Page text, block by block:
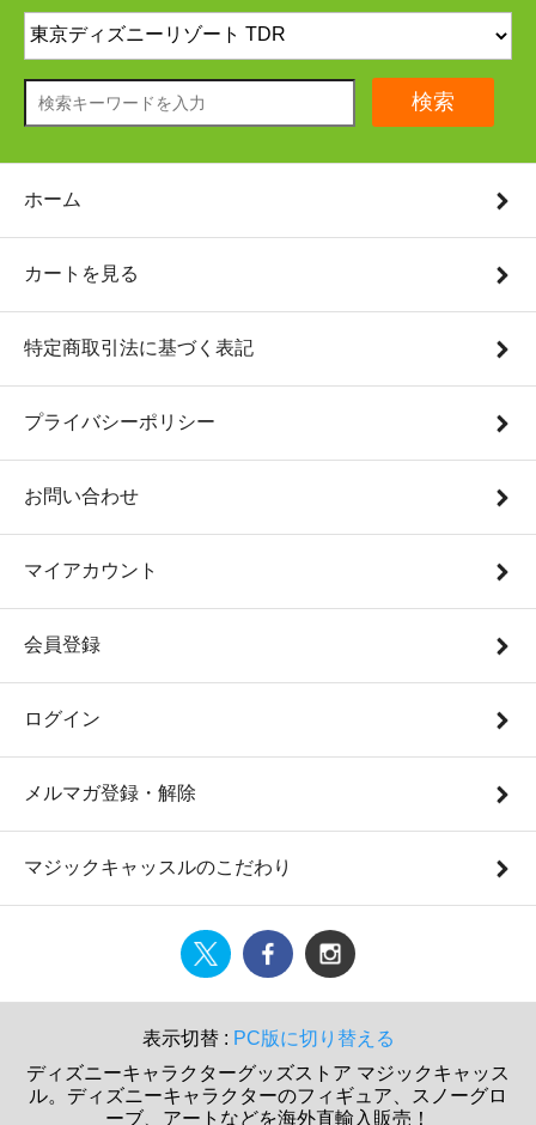
検索
ホーム
カートを見る
特定商取引法に基づく表記
プライバシーポリシー
お問い合わせ
マイアカウント
会員登録
ログイン
メルマガ登録・解除
マジックキャッスルのこだわり
表示切替 : PC版に切り替える
ディズニーキャラクターグッズストア マジックキャッス
ル。ディズニーキャラクターのフィギュア、スノーグロ
ーブ、アートなどを海外直輸入販売！